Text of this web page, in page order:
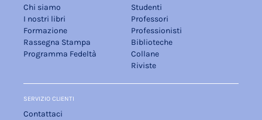
Chi siamo
I nostri libri
Formazione
Rassegna Stampa
Programma Fedeltà
Studenti
Professori
Professionisti
Biblioteche
Collane
Riviste
SERVIZIO CLIENTI
Contattaci